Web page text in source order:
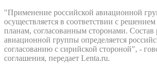
"Применение российской авиационной
осуществляется в соответствии с
планам, согласованным сторонами. Состав
авиационной группы определяется
согласованию с сирийской стороной", -
соглашения, передает Lenta.ru.